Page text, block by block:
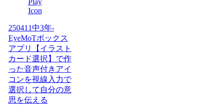
250411中3年-
EyeMoTボックス
アプリ【イラスト
カード選択】で作
った音声付きアイ
コンを視線入力で
選択して自分の意
思を伝える